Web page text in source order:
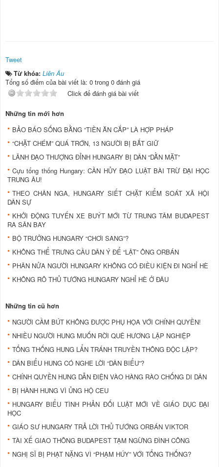
Tweet
Từ khóa: Liên Âu
Tổng số điểm của bài viết là: 0 trong 0 đánh giá
Click để đánh giá bài viết
Những tin mới hơn
BẢO BÁO SỐNG BẰNG “TIỀN ĂN CẮP” LÀ HỢP PHÁP
“CHẶT CHÉM” QUÁ TRỚN, 13 NGƯỜI BỊ BẮT GIỮ
LÃNH ĐẠO THƯỢNG ĐỈNH HUNGARY BỊ DÂN “DẰN MẶT”
Cựu tổng thống Hungary: CẦN HỦY ĐẠO LUẬT BÀI TRỪ ĐẠI HỌC
TRUNG ÂU!
THEO CHÂN NGA, HUNGARY SIẾT CHẶT KIỂM SOÁT XÃ HỘI
DÂN SỰ
KHỞI ĐỘNG TUYẾN XE BUÝT MỚI TỪ TRUNG TÂM BUDAPEST
RA SÂN BAY
BỘ TRƯỞNG HUNGARY “CHƠI SANG”?
KHÔNG THỂ TRƯNG CẦU DÂN Ý ĐỂ “LẬT” ÔNG ORBÁN
PHÂN NỬA NGƯỜI HUNGARY KHÔNG CÓ ĐIỀU KIỆN ĐI NGHỈ HÈ
KHÔNG RÕ THỦ TƯỚNG HUNGARY NGHỈ HÈ Ở ĐÂU
Những tin cũ hơn
NGƯỜI CẦM BÚT KHÔNG ĐƯỢC PHỤ HỌA VỚI CHÍNH QUYỀN!
NHIỀU NGƯỜI HUNG MUỐN RỜI QUÊ HƯƠNG LẬP NGHIỆP
TỔNG THỐNG HUNG LẨN TRÁNH TRUYỀN THÔNG ĐỘC LẬP?
DÂN BIỂU HUNG CÓ NGHE LỜI “DÂN BIỂU”?
CHÍNH QUYỀN HUNG DẪN ĐIỆN VÀO HÀNG RÀO CHỐNG DI DÂN
BỊ HÀNH HUNG VÌ ỦNG HỘ CEU
HUNGARY BIỂU TÌNH PHẢN ĐỐI LUẬT MỚI VỀ GIÁO DỤC ĐẠI
HỌC
GIÁO SƯ HUNGARY TRẢ LỜI THỦ TƯỚNG ORBÁN VIKTOR
TÀI XẾ GIAO THÔNG BUDAPEST TẠM NGỪNG ĐÌNH CÔNG
NGHỊ SĨ BỊ PHẠT NẶNG VÌ “PHẠM HÚY” VỚI TỔNG THỐNG?